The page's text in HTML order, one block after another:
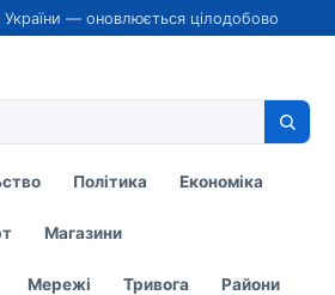
— оновлюється цілодобово
Політика Економіка
Магазини
Мережі Тривога Райони